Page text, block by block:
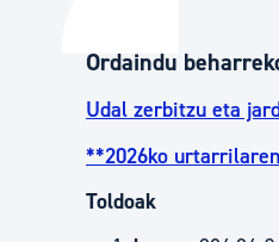
Ordaindu
Udal zerbitzu eta
**2026ko
Toldoak